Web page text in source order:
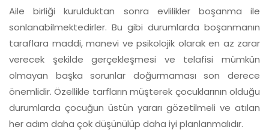
Aile birliği kurulduktan sonra evlilikler boşanma ile
sonlanabilmektedirler. Bu gibi durumlarda boşanmanın
taraflara maddi, manevi ve psikolojik olarak en az zarar
verecek şekilde gerçekleşmesi ve telafisi mümkün
olmayan başka sorunlar doğurmaması son derece
önemlidir. Özellikle tarfların müşterek çocuklarının olduğu
durumlarda çocuğun üstün yararı gözetilmeli ve atılan
her adım daha çok düşünülüp daha iyi planlanmalıdır.